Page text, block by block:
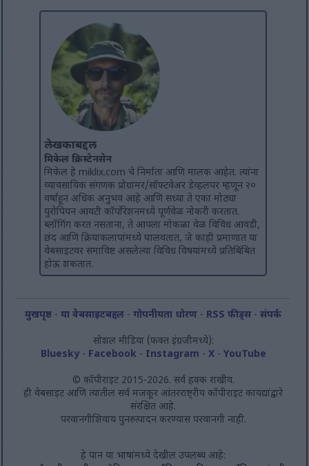
लेखकाबद्दल
मिकेल क्रिस्टेनसेन
मिकेल हे miklix.com चे निर्माता आणि मालक आहेत. त्यांना
व्यावसायिक संगणक प्रोग्रामर/सॉफ्टवेअर डेव्हलपर म्हणून २०
वर्षांहून अधिक अनुभव आहे आणि सध्या ते एका मोठ्या
युरोपियन आयटी कॉर्पोरेशनमध्ये पूर्णवेळ नोकरी करतात.
ब्लॉगिंग करत नसताना, ते आपला मोकळा वेळ विविध आवडी,
छंद आणि क्रियाकलापांमध्ये घालवतात, जे काही प्रमाणात या
वेबसाइटवर समाविष्ट असलेल्या विविध विषयांमध्ये प्रतिबिंबित
होऊ शकतात.
मुखपृष्ठ -या वेबसाइटबद्दल -गोपनीयता धोरण - RSS फीड्स-संपर्क
सोशल मीडिया (फक्त इंग्रजीमध्ये):
Bluesky- Facebook - Instagram - X- YouTube
© कॉपीराइट 2015-2026. सर्व हक्क राखीव.
ही वेबसाइट आणि त्यातील सर्व मजकूर आंतरराष्ट्रीय कॉपीराइट कायद्यांद्वारे
संरक्षित आहे.
परवानगीशिवाय पुनरुत्पादन करण्यास परवानगी नाही.
हे पान या भाषांमध्ये देखील उपलब्ध आहे: